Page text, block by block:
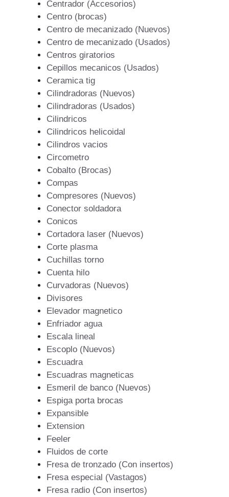
Centrador (Accesorios)
Centro (brocas)
Centro de mecanizado (Nuevos)
Centro de mecanizado (Usados)
Centros giratorios
Cepillos mecanicos (Usados)
Ceramica tig
Cilindradoras (Nuevos)
Cilindradoras (Usados)
Cilindricos
Cilindricos helicoidal
Cilindros vacios
Circometro
Cobalto (Brocas)
Compas
Compresores (Nuevos)
Conector soldadora
Conicos
Cortadora laser (Nuevos)
Corte plasma
Cuchillas torno
Cuenta hilo
Curvadoras (Nuevos)
Divisores
Elevador magnetico
Enfriador agua
Escala lineal
Escoplo (Nuevos)
Escuadra
Escuadras magneticas
Esmeril de banco (Nuevos)
Espiga porta brocas
Expansible
Extension
Feeler
Fluidos de corte
Fresa de tronzado (Con insertos)
Fresa especial (Vastagos)
Fresa radio (Con insertos)